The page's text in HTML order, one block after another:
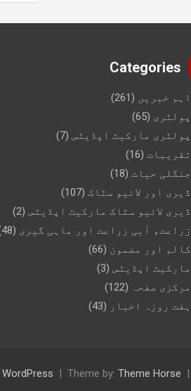
Categories
اہم خبریں (261)
پولٹری (65)
پولٹری مارکیٹ اپڈیٹس (7)
تقریبات (16)
جنگلی حیات (18)
ڈیری اور لائیو سٹاک (107)
ڈیری لائیو سٹاک مارکیٹ اپڈیٹس (2)
زراعت، آبی زراعت اور ماہی گیری (48)
کالم اور مضمون (66)
مارکیٹ اپڈیٹس (3)
مرکزی صفحہ (122)
ہفت روزہ اخبار (43)
Theme by: Theme Horse
WordPress